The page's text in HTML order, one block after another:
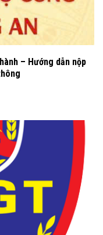
– Hướng dẫn nộp